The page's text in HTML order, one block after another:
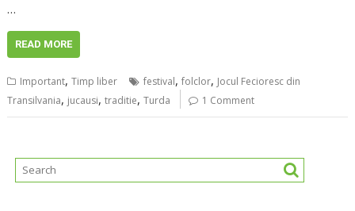
…
READ MORE
Important,Timp liber festival,folclor, Jocul Fecioresc din
Transilvania, jucausi,traditie,Turda 1 Comment